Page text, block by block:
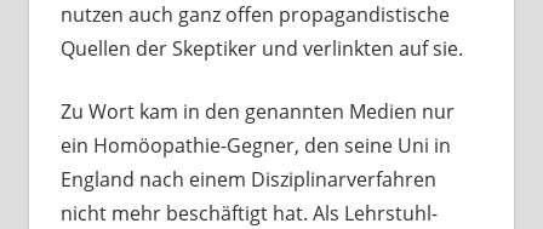
nutzen auch ganz offen propagandistische
Quellen der Skeptiker und verlinkten auf sie.
Zu Wort kam in den genannten Medien nur
ein Homöopathie-Gegner, den seine Uni in
England nach einem Disziplinarverfahren
nicht mehr beschäftigt hat. Als Lehrstuhl-